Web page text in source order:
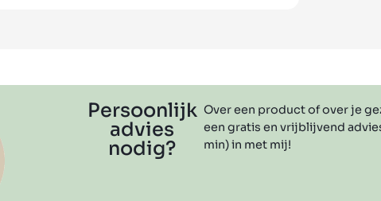
Persoonlijk
advies
nodig?
Over een product of over je
een gratis en vrijblijvend
min) in met mij!